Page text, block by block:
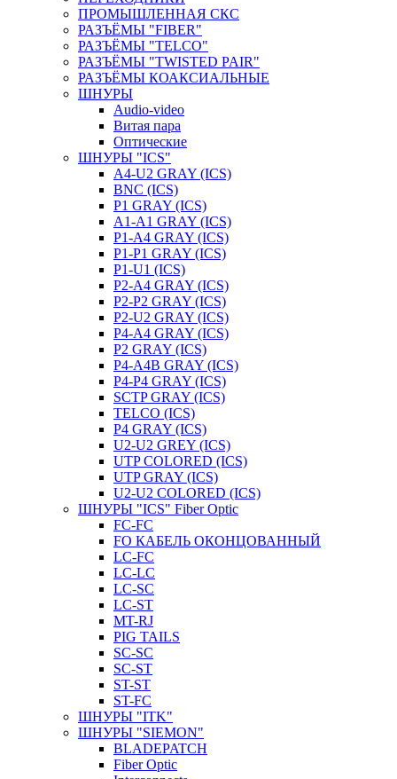
ПРОМЫШЛЕННАЯ СКС
РАЗЪЁМЫ "FIBER"
РАЗЪЁМЫ "TELCO"
РАЗЪЁМЫ "TWISTED PAIR"
РАЗЪЁМЫ КОАКСИАЛЬНЫЕ
ШНУРЫ
Audio-video
Витая пара
Оптические
ШНУРЫ "ICS"
A4-U2 GRAY (ICS)
BNC (ICS)
P1 GRAY (ICS)
A1-A1 GRAY (ICS)
P1-A4 GRAY (ICS)
P1-P1 GRAY (ICS)
P1-U1 (ICS)
P2-A4 GRAY (ICS)
P2-P2 GRAY (ICS)
P2-U2 GRAY (ICS)
P4-A4 GRAY (ICS)
P2 GRAY (ICS)
P4-A4B GRAY (ICS)
P4-P4 GRAY (ICS)
SCTP GRAY (ICS)
TELCO (ICS)
P4 GRAY (ICS)
U2-U2 GREY (ICS)
UTP COLORED (ICS)
UTP GRAY (ICS)
U2-U2 COLORED (ICS)
ШНУРЫ "ICS" Fiber Optic
FC-FC
FO КАБЕЛЬ ОКОНЦОВАННЫЙ
LC-FC
LC-LC
LC-SC
LС-ST
MT-RJ
PIG TAILS
SC-SC
SC-ST
ST-ST
ST-FC
ШНУРЫ "ITK"
ШНУРЫ "SIEMON"
BLADEPATCH
Fiber Optic